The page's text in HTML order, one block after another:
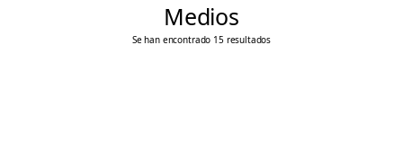
Medios
Se han encontrado 15 resultados